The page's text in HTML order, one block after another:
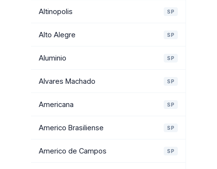
Altinopolis SP
Alto Alegre SP
Aluminio SP
Alvares Machado SP
Americana SP
Americo Brasiliense SP
Americo de Campos SP